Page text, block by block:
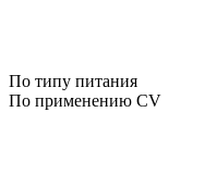
По типу питания
По применению CV